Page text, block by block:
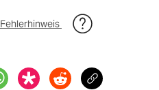
Fehlerhinweis